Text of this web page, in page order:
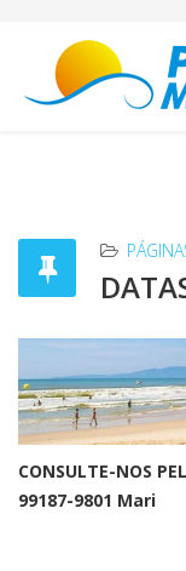
CONSULTE-NOS
99187-9801 Mari